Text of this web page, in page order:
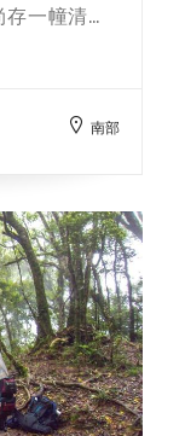
一幢清領
入需申請
，現因私人南部